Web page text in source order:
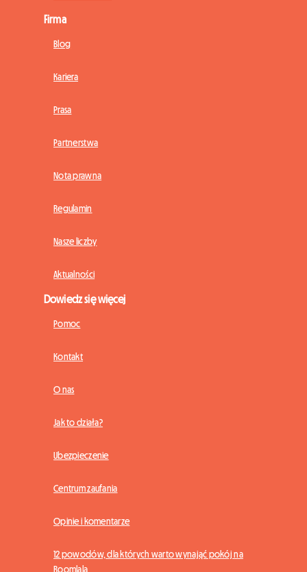
Firma
Blog
Kariera
Prasa
Partnerstwa
Nota prawna
Regulamin
Nasze liczby
Aktualności
Dowiedz się więcej
Pomoc
Kontakt
O nas
Jak to działa?
Ubezpieczenie
Centrum zaufania
Opinie i komentarze
12 powodów, dla których warto wynająć pokój na
Roomlala